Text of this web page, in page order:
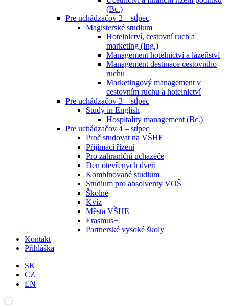
(Bc.)
Pre uchádzačov 2 – stĺpec
Magisterské studium
Hotelnictví, cestovní ruch a
marketing (Ing.)
Management hotelnictví a lázeňství
Management destinace cestovního
ruchu
Marketingový management v
cestovním ruchu a hotelnictví
Pre uchádzačov 3 – stĺpec
Study in English
Hospitality management (Bc.)
Pre uchádzačov 4 – stĺpec
Proč studovat na VŠHE
Přijímací řízení
Pro zahraniční uchazeče
Den otevřených dveří
Kombinované studium
Studium pro absolventy VOŠ
Školné
Kvíz
Města VŠHE
Erasmus+
Partnerské vysoké školy
Kontakt
Přihláška
SK
CZ
EN